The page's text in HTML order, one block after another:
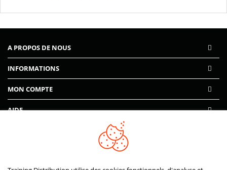
A PROPOS DE NOUS
INFORMATIONS
MON COMPTE
AIDE